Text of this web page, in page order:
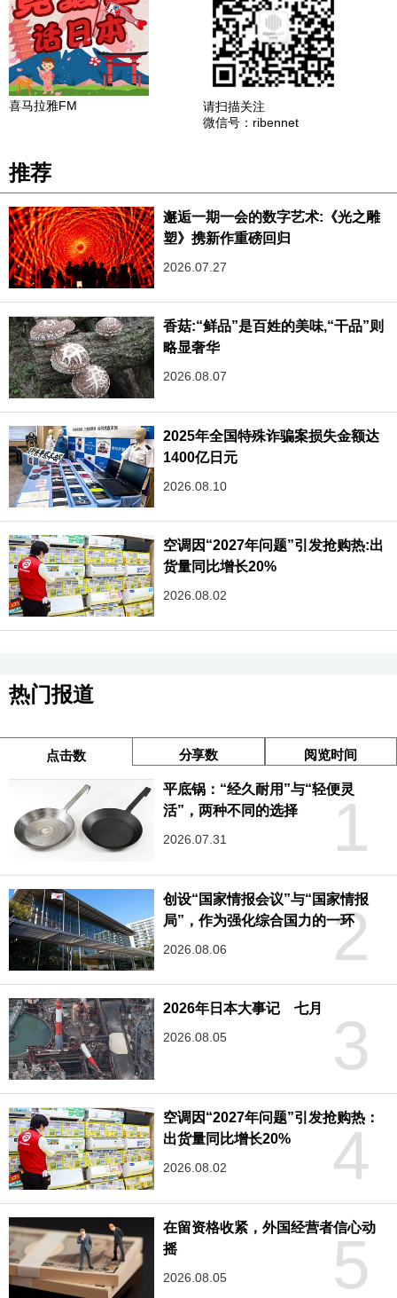
喜马拉雅FM
请扫描关注
微信号：ribennet
推荐
邂逅一期一会的数字艺术:《光之雕
塑》携新作重磅回归
2026.07.27
香菇:“鲜品”是百姓的美味,“干品”则
略显奢华
2026.08.07
2025年全国特殊诈骗案损失金额达
1400亿日元
2026.08.10
空调因“2027年问题”引发抢购热:出
货量同比增长20%
2026.08.02
热门报道
点击数 分享数 阅览时间
1
平底锅：“经久耐用”与“轻便灵
活”，两种不同的选择
2026.07.31
2
创设“国家情报会议”与“国家情报
局”，作为强化综合国力的一环
2026.08.06
3
2026年日本大事记 七月
2026.08.05
4
空调因“2027年问题”引发抢购热：
出货量同比增长20%
2026.08.02
5
在留资格收紧，外国经营者信心动
摇
2026.08.05